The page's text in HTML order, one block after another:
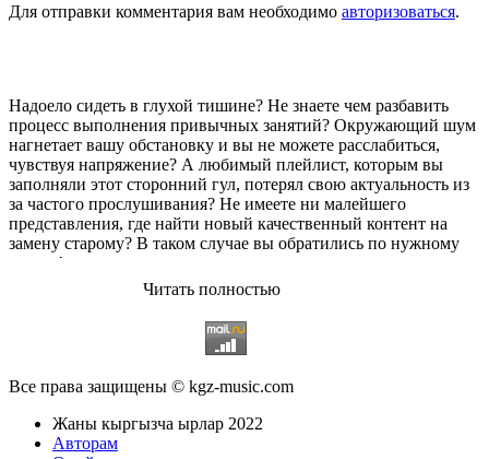
Для отправки комментария вам необходимо авторизоваться.
Надоело сидеть в глухой тишине? Не знаете чем разбавить
процесс выполнения привычных занятий? Окружающий шум
нагнетает вашу обстановку и вы не можете расслабиться,
чувствуя напряжение? А любимый плейлист, которым вы
заполняли этот сторонний гул, потерял свою актуальность из
за частого прослушивания? Не имеете ни малейшего
представления, где найти новый качественный контент на
замену старому? В таком случае вы обратились по нужному
адресу!
Музыкальный портал KGZ Musicс большой радостью
приветствует своих старых и новых слушателей! Специально
для вас мы заготовили чудесную подборку самых лучших
песен всех времён во всех жанровых стилистиках. Огромное
количество старых и новых треков, самые востребованные и
популярные композиции отечественных и зарубежных
исполнителей на музыкальном портале KGZ Music!
Мы предоставляем вашему вниманию богатую коллекцию
Читать полностью
Все права защищены © kgz-music.com
Жаны кыргызча ырлар 2022
Авторам